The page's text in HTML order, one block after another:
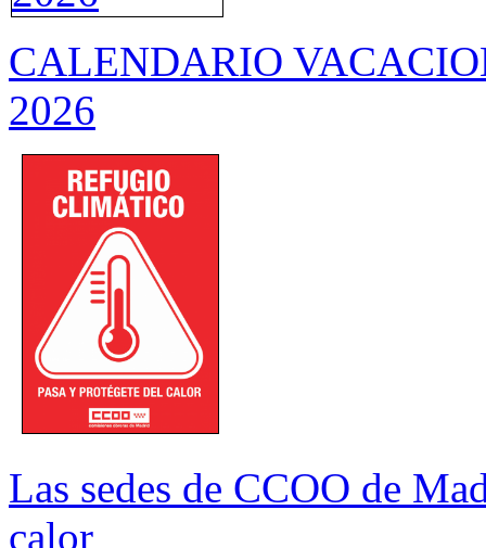
CALENDARIO
2026
Las sedes de CCOO de
calor